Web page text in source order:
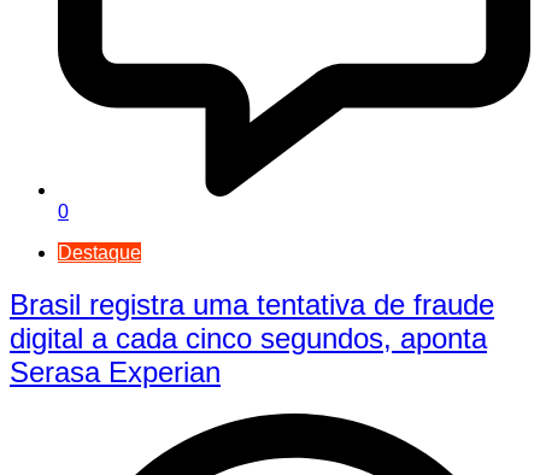
0
Destaque
Brasil registra uma tentativa de fraude
digital a cada cinco segundos, aponta
Serasa Experian